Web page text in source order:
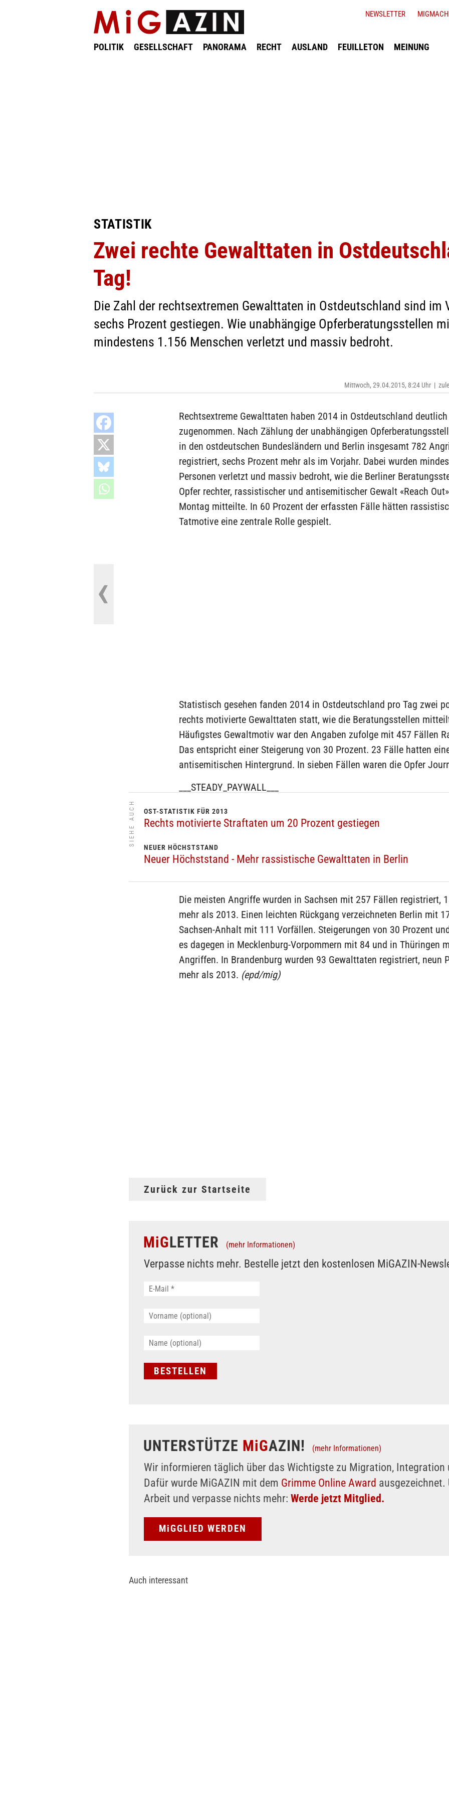
POLITIK GESELLSCHAFT PANORAMA RECHT AUSLAND FEUILLETON MEINUNG
NEWSLETTER
STATISTIK
Zwei rechte Gewalttaten in
Tag!
Die Zahl der rechtsextremen Gewalttaten in Ostdeutschland sind im
sechs Prozent gestiegen. Wie unabhängige Opferberatungsstellen
mindestens 1.156 Menschen verletzt und massiv bedroht.
Mittwoch, 29.04.2015, 8:24 Uhr |
Rechtsextreme Gewalttaten haben 2014 in Ostdeutschland deutlich
zugenommen. Nach Zählung der unabhängigen
in den ostdeutschen Bundesländern und Berlin insgesamt 782
registriert, sechs Prozent mehr als im Vorjahr. Dabei wurden
Personen verletzt und massiv bedroht, wie die Berliner
Opfer rechter, rassistischer und antisemitischer Gewalt «Reach
Montag mitteilte. In 60 Prozent der erfassten Fälle hätten
Tatmotive eine zentrale Rolle gespielt.
Statistisch gesehen fanden 2014 in Ostdeutschland pro Tag zwei
rechts motivierte Gewalttaten statt, wie die Beratungsstellen
Häufigstes Gewaltmotiv war den Angaben zufolge mit 457 Fällen
Das entspricht einer Steigerung von 30 Prozent. 23 Fälle hatten
antisemitischen Hintergrund. In sieben Fällen waren die Opfer
___STEADY_PAYWALL___
SIEHE AUCH OST-STATISTIK FÜR 2013
Rechts motivierte Straftaten um 20 Prozent gestiegen
NEUER HÖCHSTSTAND
Neuer Höchststand - Mehr rassistische Gewalttaten in Berlin
Die meisten Angriffe wurden in Sachsen mit 257 Fällen registriert,
mehr als 2013. Einen leichten Rückgang verzeichneten Berlin mit
Sachsen-Anhalt mit 111 Vorfällen. Steigerungen von 30 Prozent
es dagegen in Mecklenburg-Vorpommern mit 84 und in Thüringen
Angriffen. In Brandenburg wurden 93 Gewalttaten registriert, neun
mehr als 2013. (epd/mig)
Zurück zur Startseite
MiGLETTER (mehr Informationen)
Verpasse nichts mehr. Bestelle jetzt den kostenlosen MiGAZIN-
UNTERSTÜTZE MiGAZIN! (mehr Informationen)
Wir informieren täglich über das Wichtigste zu Migration, Integration
Dafür wurde MiGAZIN mit dem Grimme Online Award
Arbeit und verpasse nichts mehr: Werde jetzt Mitglied.
MiGGLIED WERDEN
Auch interessant